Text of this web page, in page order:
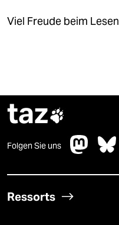
Viel Freude beim
taz
Folgen Sie uns
Ressorts